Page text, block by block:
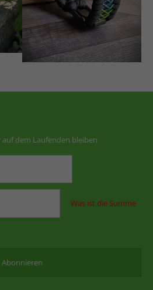
dem Laufenden bleiben
Was ist die Summe